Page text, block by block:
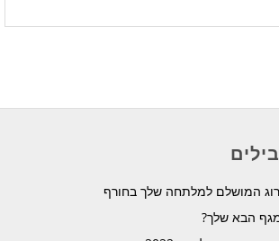
המושלם למלתחה שלך בחורף
הבא שלך?